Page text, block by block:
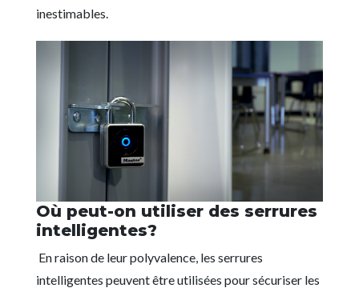
inestimables.
Où peut-on utiliser des serrures
intelligentes?
En raison de leur polyvalence, les serrures
intelligentes peuvent être utilisées pour sécuriser les